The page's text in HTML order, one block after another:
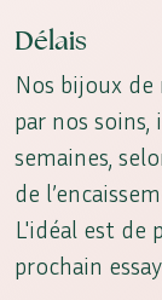
Délais
Nos bijoux de
par nos
semaines,
de
L'idéal est de
prochain